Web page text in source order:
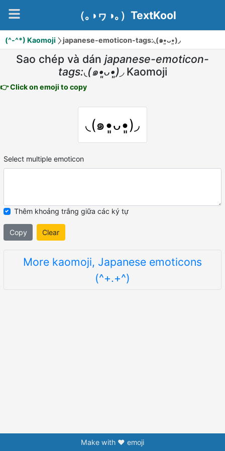
（｡◑ヮ◑｡）TextKool
(^-^*) Kaomoji japanese-emoticon-tags:◟(๑•͈ᴗ•͈)◞
Sao chép và dán japanese-emoticon-
tags:◟(๑•͈ᴗ•͈)◞ Kaomoji
👉 Click on emoji to copy
◟(๑•͈ᴗ•͈)◞
Select multiple emoticon
Thêm khoảng trắng giữa các ký tự
Copy Clear
More kaomoji, Japanese emoticons
(^+.+^)
Make with ❤️ emoji